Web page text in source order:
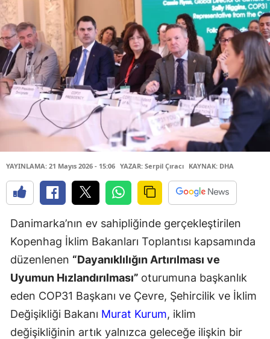
YAYINLAMA: 21 Mayıs 2026 - 15:06 YAZAR: Serpil Çıracı KAYNAK: DHA
Danimarka’nın ev sahipliğinde gerçekleştirilen
Kopenhag İklim Bakanları Toplantısı kapsamında
düzenlenen “Dayanıklılığın Artırılması ve
Uyumun Hızlandırılması” oturumuna başkanlık
eden COP31 Başkanı ve Çevre, Şehircilik ve İklim
Değişikliği Bakanı Murat Kurum, iklim
değişikliğinin artık yalnızca geleceğe ilişkin bir